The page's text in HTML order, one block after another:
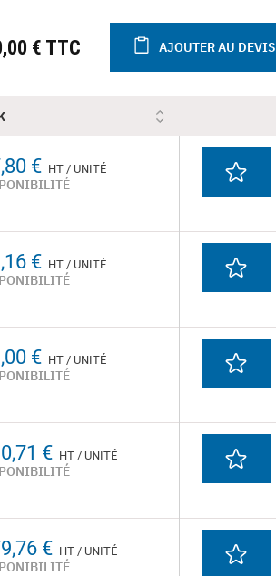
€ TTC AJOUTER AU DEVIS
€ HT / UNITÉ
€ HT / UNITÉ
€ HT / UNITÉ
€ HT / UNITÉ
€ HT / UNITÉ